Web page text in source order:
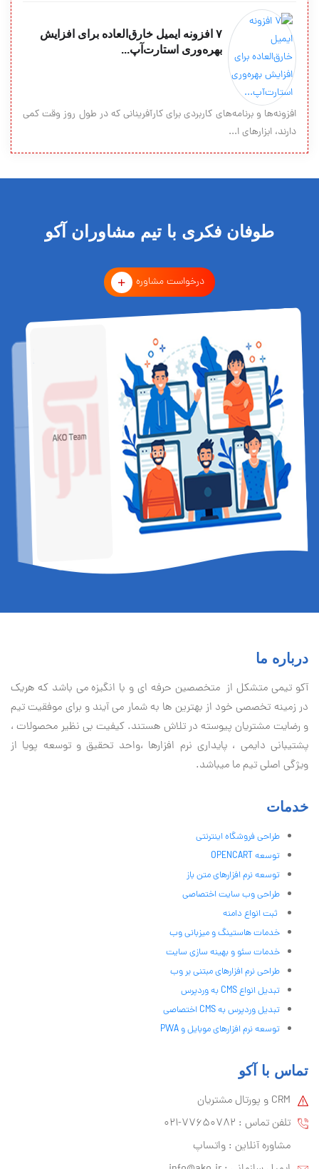
۷ افزونه ایمیل خارق‌العاده برای افزایش
بهره‌وری استارت‌آپ...
افزونه‌ها و برنامه‌های کاربردی برای کارآفرینانی که در طول روز وقت کمی
دارند، ابزارهای ا...
طوفان فکری با تیم مشاوران آکو
درخواست مشاوره
درباره ما
آكو تيمی متشکل از متخصصین حرفه ای و با انگیزه می باشد که هریک
در زمینه تخصصی خود از بهترین ها به شمار می آیند و برای موفقیت تيم
و رضایت مشتریان پیوسته در تلاش هستند. کیفیت بی نظير محصولات ،
پشتیبانی دايمی ، پایداری نرم افزارها ،واحد تحقیق و توسعه پویا از
ویژگی اصلی تیم ما میباشد.
خدمات
طراحی فروشگاه اینترنتی
توسعه OPENCART
توسعه نرم افزارهای متن باز
طراحی وب سایت اختصاصی
ثبت انواع دامنه
خدمات هاستینگ و میزبانی وب
خدمات سئو و بهینه سازی سایت
طراحی نرم افزارهای مبتنی بر وب
تبدیل انواع CMS به وردپرس
تبدیل وردپرس به CMS اختصاصی
توسعه نرم افزارهای موبایل و PWA
تماس با آکو
CRM و پورتال مشتریان
تلفن تماس :‌ 77650782-021
مشاوره آنلاین : واتساپ